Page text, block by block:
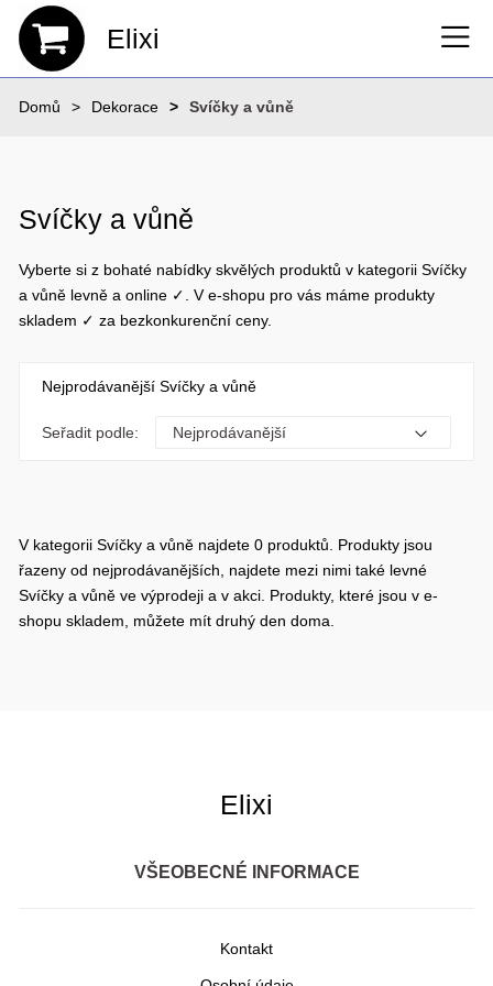
Elixi
Domů Dekorace Svíčky a vůně
Svíčky a vůně
Vyberte si z bohaté nabídky skvělých produktů v kategorii Svíčky
a vůně levně a online ✓. V e-shopu pro vás máme produkty
skladem ✓ za bezkonkurenční ceny.
Nejprodávanější Svíčky a vůně
Seřadit podle:
V kategorii Svíčky a vůně najdete 0 produktů. Produkty jsou
řazeny od nejprodávanějších, najdete mezi nimi také levné
Svíčky a vůně ve výprodeji a v akci. Produkty, které jsou v e-
shopu skladem, můžete mít druhý den doma.
Elixi
VŠEOBECNÉ INFORMACE
Kontakt